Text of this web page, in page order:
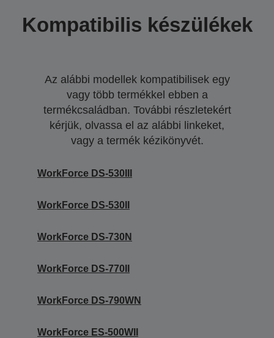
Kompatibilis készülékek
Az alábbi modellek kompatibilisek egy
vagy több termékkel ebben a
termékcsaládban. További részletekért
kérjük, olvassa el az alábbi linkeket,
vagy a termék kézikönyvét.
WorkForce DS-530III
WorkForce DS-530II
WorkForce DS-730N
WorkForce DS-770II
WorkForce DS-790WN
WorkForce ES-500WII